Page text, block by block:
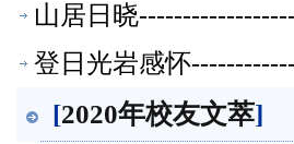
山居日晓
登日光岩感怀
[2020年校友文萃]